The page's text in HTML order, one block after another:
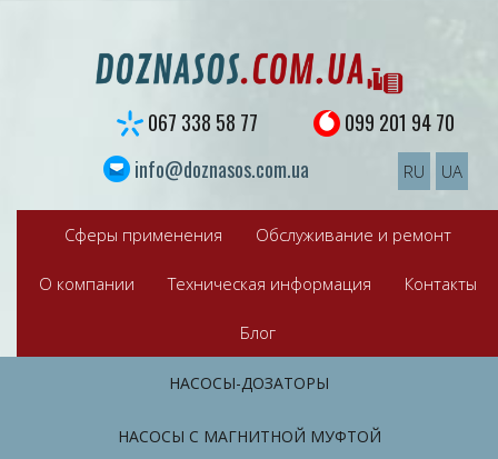
067 338 58 77
099 201 94 70
info@doznasos.com.ua
RU UA
Сферы применения Обслуживание и ремонт
О компании Техническая информация Контакты
Блог
НАСОСЫ-ДОЗАТОРЫ
НАСОСЫ С МАГНИТНОЙ МУФТОЙ